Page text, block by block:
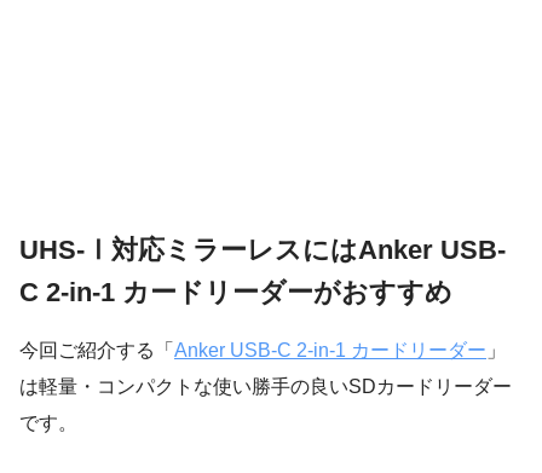
UHS-Ⅰ対応ミラーレスにはAnker USB-
C 2-in-1 カードリーダーがおすすめ
今回ご紹介する「 Anker USB-C 2-in-1 カードリーダー 」
は軽量・コンパクトな使い勝手の良いSDカードリーダー
です。